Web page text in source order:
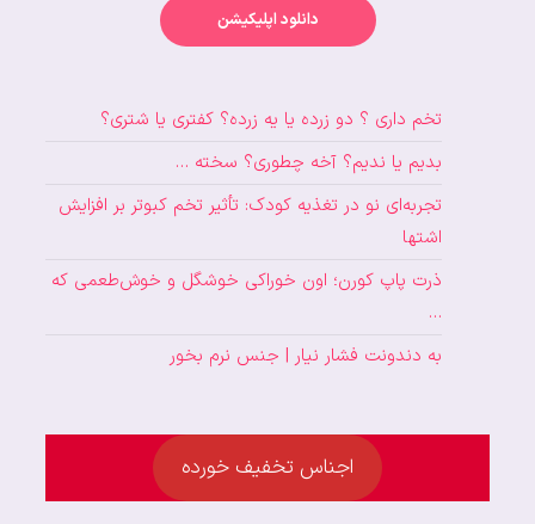
دانلود اپلیکیشن
تخم داری ؟ دو زرده یا یه زرده؟ کفتری یا شتری؟
بدیم یا ندیم؟ آخه چطوری؟ سخته …
تجربه‌ای نو در تغذیه کودک: تأثیر تخم کبوتر بر افزایش
اشتها
ذرت پاپ کورن؛ اون خوراکی خوشگل و خوش‌طعمی که
…
به دندونت فشار نیار | جنس نرم بخور
اجناس تخفیف خورده